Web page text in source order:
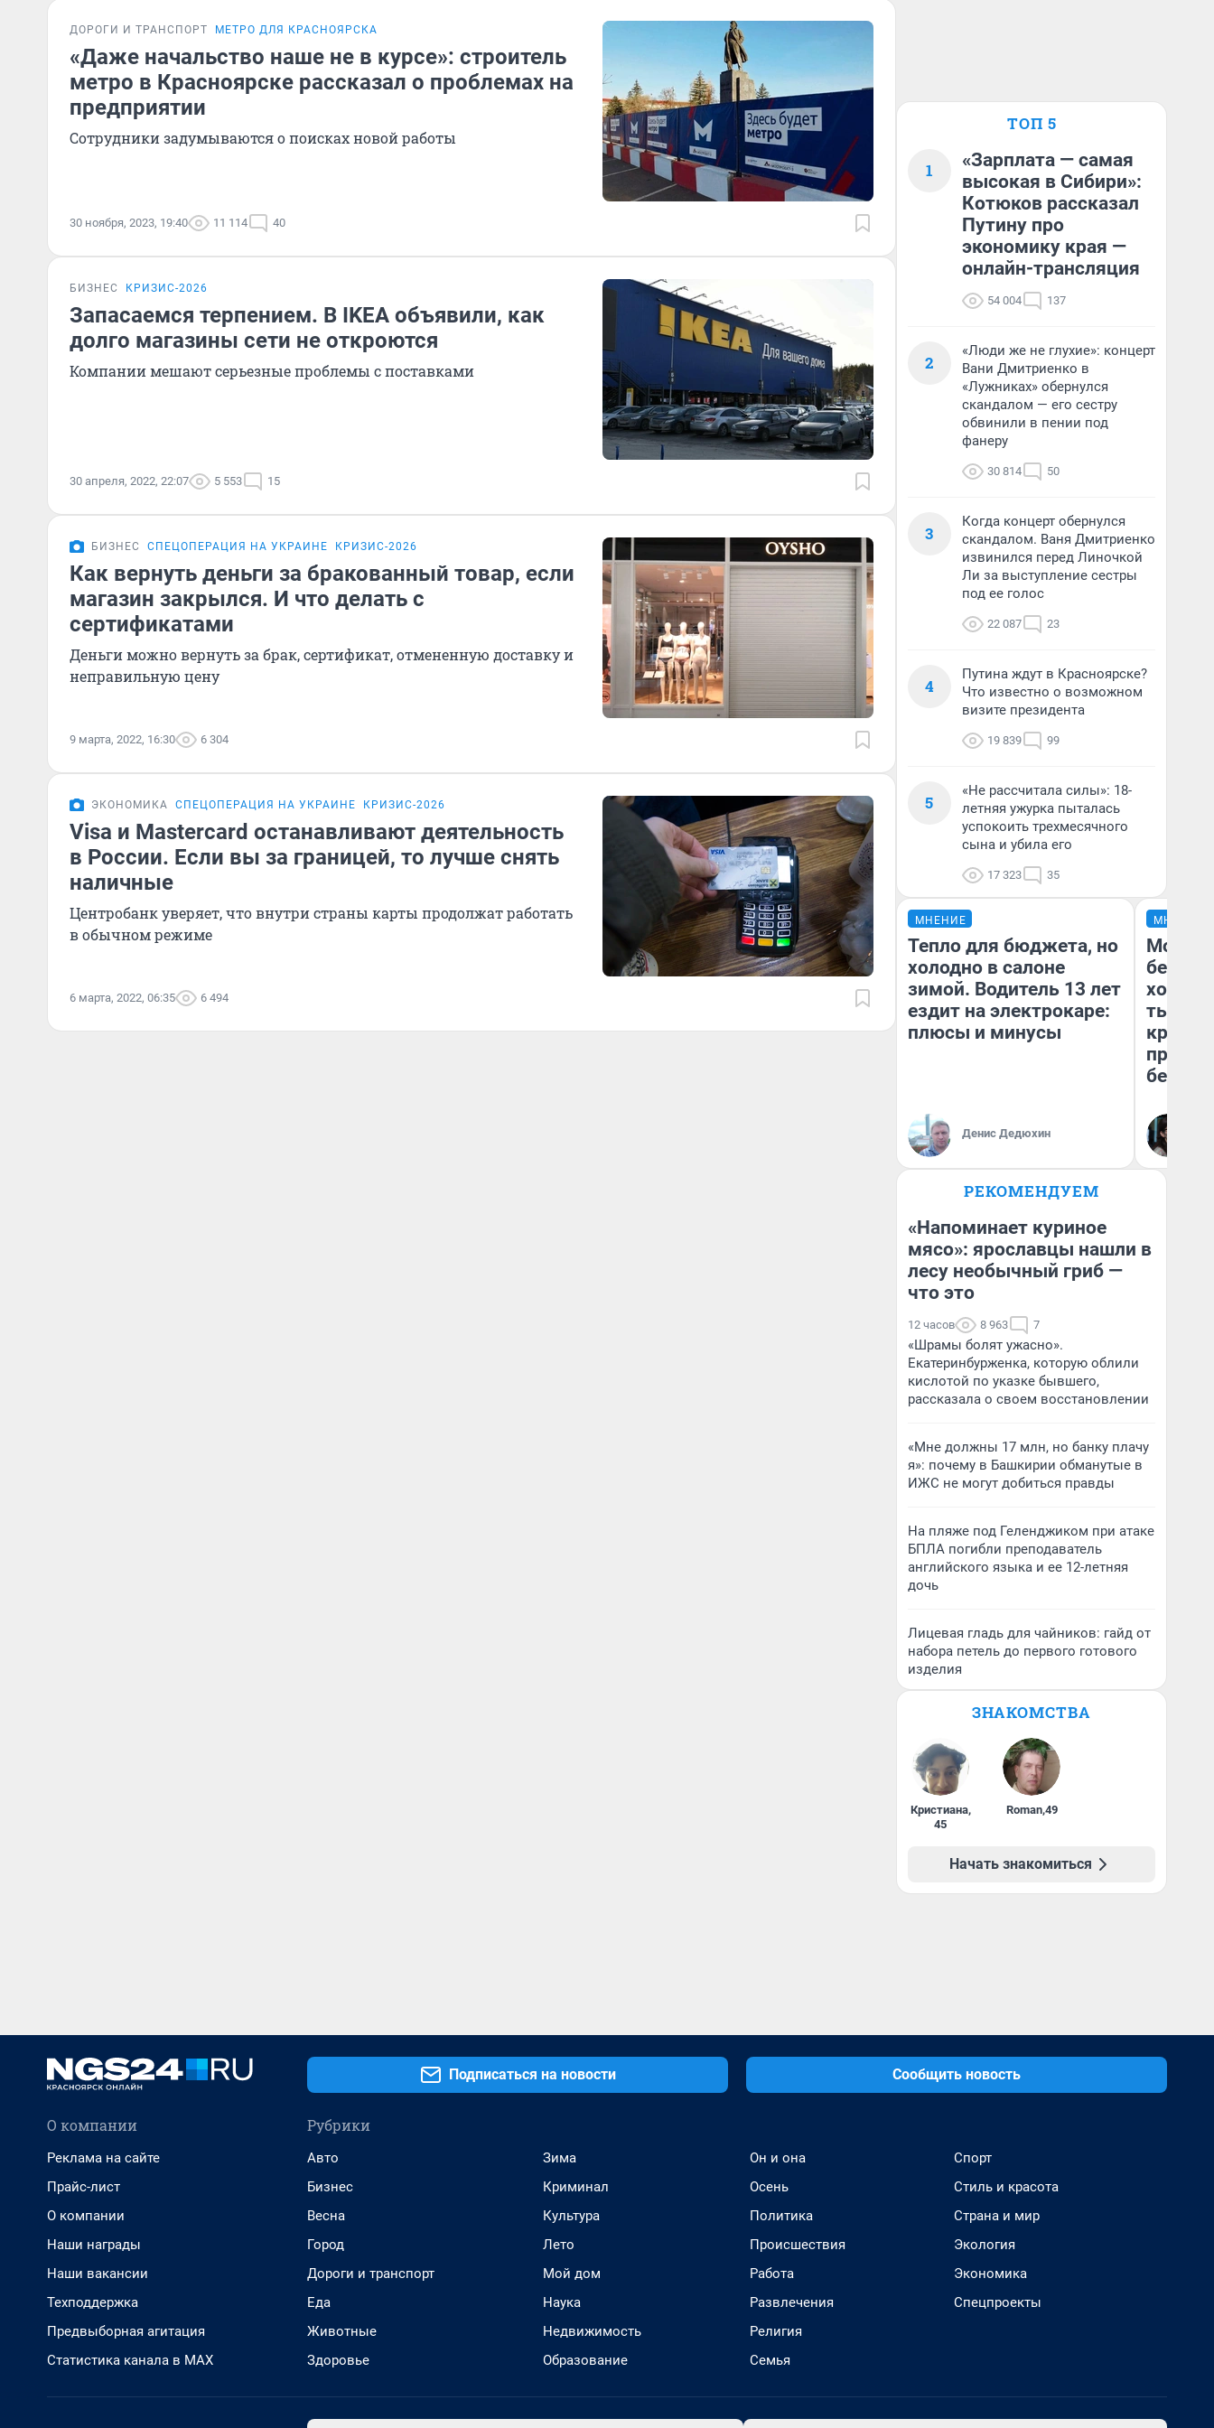
ДОРОГИ И ТРАНСПОРТ МЕТРО ДЛЯ КРАСНОЯРСКА
«Даже начальство наше не в курсе»: строитель
метро в Красноярске рассказал о проблемах на
предприятии
Сотрудники задумываются о поисках новой работы
30 ноября, 2023, 19:40 11 114 40
БИЗНЕС КРИЗИС-2026
Запасаемся терпением. В IKEA объявили, как
долго магазины сети не откроются
Компании мешают серьезные проблемы с поставками
30 апреля, 2022, 22:07 5 553 15
БИЗНЕС СПЕЦОПЕРАЦИЯ НА УКРАИНЕ КРИЗИС-2026
Как вернуть деньги за бракованный товар, если
магазин закрылся. И что делать с
сертификатами
Деньги можно вернуть за брак, сертификат, отмененную доставку и
неправильную цену
9 марта, 2022, 16:30 6 304
ЭКОНОМИКА СПЕЦОПЕРАЦИЯ НА УКРАИНЕ КРИЗИС-2026
Visa и Mastercard останавливают деятельность
в России. Если вы за границей, то лучше снять
наличные
Центробанк уверяет, что внутри страны карты продолжат работать
в обычном режиме
6 марта, 2022, 06:35 6 494
ТОП 5
1
«Зарплата — самая
высокая в Сибири»:
Котюков рассказал
Путину про
экономику края —
онлайн-трансляция
54 004 137
2
«Люди же не глухие»: концерт
Вани Дмитриенко в
«Лужниках» обернулся
скандалом — его сестру
обвинили в пении под
фанеру
30 814 50
3
Когда концерт обернулся
скандалом. Ваня Дмитриенко
извинился перед Линочкой
Ли за выступление сестры
под ее голос
22 087 23
4
Путина ждут в Красноярске?
Что известно о возможном
визите президента
19 839 99
5
«Не рассчитала силы»: 18-
летняя ужурка пыталась
успокоить трехмесячного
сына и убила его
17 323 35
МНЕНИЕ
Тепло для бюджета, но
холодно в салоне
зимой. Водитель 13 лет
ездит на электрокаре:
плюсы и минусы
Денис Дедюхин
МНЕНИЕ
Мой
хотела
тысяч,
РЕКОМЕНДУЕМ
«Напоминает куриное
мясо»: ярославцы нашли в
лесу необычный гриб —
что это
12 часов 8 963 7
«Шрамы болят ужасно».
Екатеринбурженка, которую облили
кислотой по указке бывшего,
рассказала о своем восстановлении
«Мне должны 17 млн, но банку плачу
я»: почему в Башкирии обманутые в
ИЖС не могут добиться правды
На пляже под Геленджиком при атаке
БПЛА погибли преподаватель
английского языка и ее 12-летняя
дочь
Лицевая гладь для чайников: гайд от
набора петель до первого готового
изделия
ЗНАКОМСТВА
Кристиана,
45
Roman,49
Начать знакомиться
Подписаться на новости Сообщить новость
О компании
Реклама на сайте
Прайс-лист
О компании
Наши награды
Наши вакансии
Техподдержка
Предвыборная агитация
Статистика канала в MAX
Рубрики
Авто
Бизнес
Весна
Город
Дороги и транспорт
Еда
Животные
Здоровье
Зима
Криминал
Культура
Лето
Мой дом
Наука
Недвижимость
Образование
Он и она
Осень
Политика
Происшествия
Работа
Развлечения
Религия
Семья
Спорт
Стиль и красота
Страна и мир
Экология
Экономика
Спецпроекты